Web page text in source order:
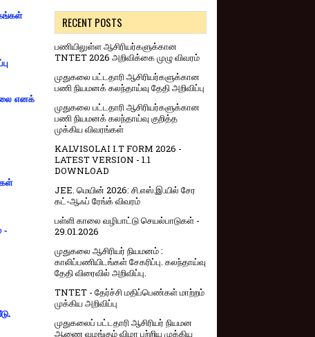
எனக்
-
RECENT POSTS
பணியிலுள்ள ஆசிரியர்களுக்கான
TNTET 2026 அறிவிக்கை முழு விவரம்
முதுகலை பட்டதாரி ஆசிரியர்களுக்கான
பணி நியமனக் கலந்தாய்வு தேதி அறிவிப்பு
முதுகலை பட்டதாரி ஆசிரியர்களுக்கான
பணி நியமனக் கலந்தாய்வு குறித்த
முக்கிய விவரங்கள்
KALVISOLAI I.T FORM 2026 -
LATEST VERSION - 1.1
DOWNLOAD
JEE. மெயின் 2026: சி.எஸ்.இ.யில் சேர
கட்-ஆஃப் ரேங்க் விவரம்
பள்ளி காலை வழிபாட்டு செயல்பாடுகள் -
29.01.2026
முதுகலை ஆசிரியர் நியமனம் :
காலிப்பணியிடங்கள் சேகரிப்பு. கலந்தாய்வு
தேதி விரைவில் அறிவிப்பு.
TNTET - தேர்ச்சி மதிப்பெண்கள் மாற்றம்
முக்கிய அறிவிப்பு
முதுகலைப் பட்டதாரி ஆசிரியர் நியமன
ஆணை வழங்கும் விழா பற்றிய முக்கிய